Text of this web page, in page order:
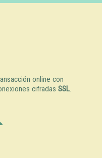
online con
cifradas SSL.